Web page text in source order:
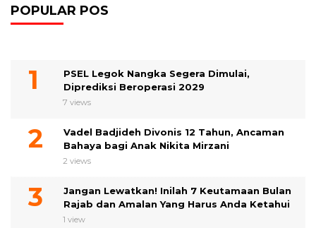
POPULAR POS
PSEL Legok Nangka Segera Dimulai,
Diprediksi Beroperasi 2029
7 views
Vadel Badjideh Divonis 12 Tahun, Ancaman
Bahaya bagi Anak Nikita Mirzani
2 views
Jangan Lewatkan! Inilah 7 Keutamaan Bulan
Rajab dan Amalan Yang Harus Anda Ketahui
1 view